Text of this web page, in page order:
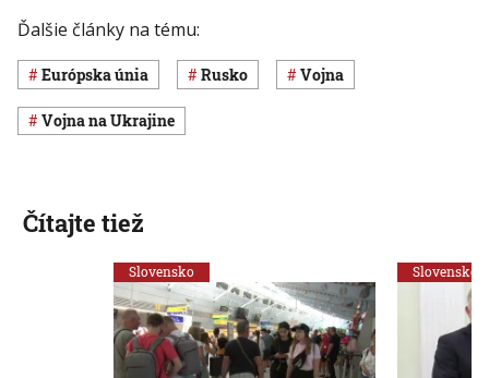
Ďalšie články na tému:
Európska únia Rusko vojna
vojna na Ukrajine
Čítajte tiež
Slovensko Slovensko